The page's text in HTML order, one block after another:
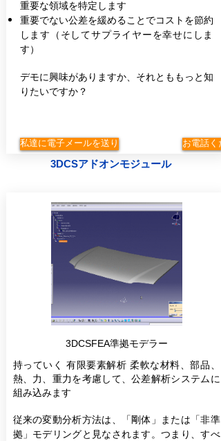
重要な領域を特定します
重要でない公差を緩めることでコストを節約
します（そしてサプライヤーを幸せにしま
す）
デモに興味がありますか、それとももっと知
りたいですか？
私達に電子メールを送り お電話く
3DCSアドオンモジュール
3DCSFEA準拠モデラー
持っていく 有限要素解析 柔軟な材料、部品、
熱、力、重力を考慮して、公差解析システムに
組み込みます
従来の変動分析方法は、「剛体」または「非準
拠」モデリングと見なされます。つまり、すべ